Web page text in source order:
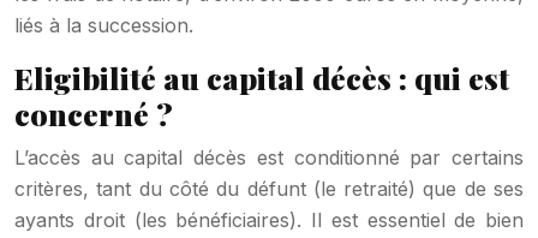
liés à la succession.
Eligibilité au capital décès : qui est
concerné ?
L’accès au capital décès est conditionné par certains
critères, tant du côté du défunt (le retraité) que de ses
ayants droit (les bénéficiaires). Il est essentiel de bien